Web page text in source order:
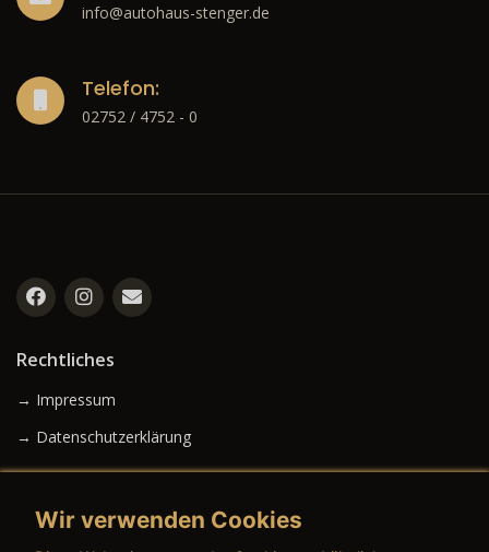
info@autohaus-stenger.de
Telefon:
02752 / 4752 - 0
Rechtliches
→ Impressum
→ Datenschutzerklärung
Wir verwenden Cookies